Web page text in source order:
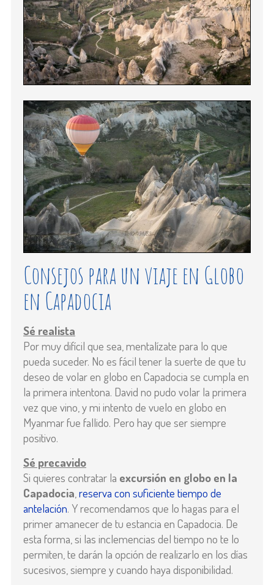
Consejos para un viaje en Globo
en Capadocia
Sé realista
Por muy difícil que sea, mentalízate para lo que
pueda suceder. No es fácil tener la suerte de que tu
deseo de volar en globo en Capadocia se cumpla en
la primera intentona. David no pudo volar la primera
vez que vino, y mi intento de vuelo en globo en
Myanmar fue fallido. Pero hay que ser siempre
positivo.
Sé precavido
Si quieres contratar la excursión en globo en la
Capadocia reserva con suficiente tiempo de
antelación. Y recomendamos que lo hagas para el
primer amanecer de tu estancia en Capadocia. De
esta forma, si las inclemencias del tiempo no te lo
permiten, te darán la opción de realizarlo en los días
sucesivos, siempre y cuando haya disponibilidad.